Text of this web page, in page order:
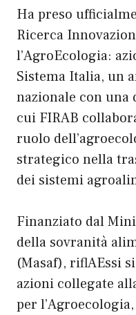
Ha preso
Ricerca
l’AgroEcologia:
Sistema Italia, un
nazionale con
cui FIRAB
ruolo
strategico nella
dei sistemi
Finanziato dal
della sovranità
(Masaf), riflAEssi
azioni collegate
per